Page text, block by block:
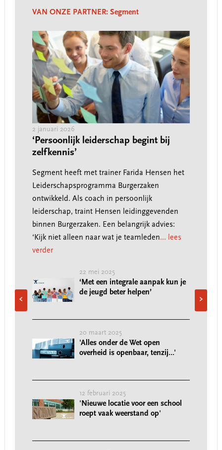
ContentVAN ONZE PARTNER: Segment
2 januari 2026
‘Persoonlijk leiderschap begint bij
zelfkennis’
Segment heeft met trainer Farida Hensen het
Leiderschapsprogramma Burgerzaken
ontwikkeld. Als coach in persoonlijk
leiderschap, traint Hensen leidinggevenden
binnen Burgerzaken. Een belangrijk advies:
‘Kijk niet alleen naar wat je teamleden... lees
verder
22 mei 2025
‘Met een integrale aanpak kun je
de jeugd beter helpen’
20 maart 2025
'Alles onder de Wet open
overheid is openbaar, tenzij...'
12 februari 2025
'Nieuwe locatie voor een school
roept vaak weerstand op'
‹ ›